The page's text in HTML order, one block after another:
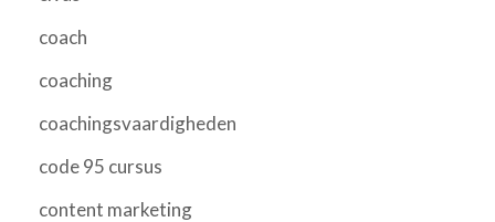
coach
coaching
coachingsvaardigheden
code 95 cursus
content marketing